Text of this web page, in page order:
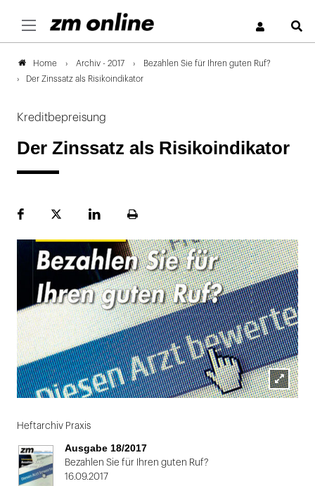
Home Archiv - 2017
Bezahlen Sie für Ihren guten Ruf?
Der Zinssatz als Risikoindikator
Kreditbepreisung
Der Zinssatz als Risikoindikator
FacebookPlattformLinekdInSeite
Lightbox
Heftarchiv Praxis
Ausgabe 18/2017
Bezahlen Sie für Ihren guten Ruf?
16.09.2017